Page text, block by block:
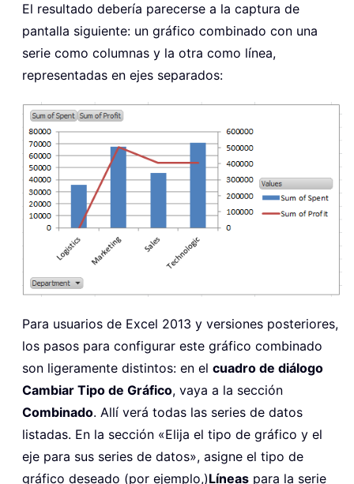
El resultado debería parecerse a la captura de
pantalla siguiente: un gráfico combinado con una
serie como columnas y la otra como línea,
representadas en ejes separados:
Para usuarios de Excel 2013 y versiones posteriores,
los pasos para configurar este gráfico combinado
son ligeramente distintos: en el cuadro de diálogo
Cambiar Tipo de Gráfico, vaya a la sección
Combinado. Allí verá todas las series de datos
listadas. En la sección «Elija el tipo de gráfico y el
eje para sus series de datos», asigne el tipo de
gráfico deseado (por ejemplo,)Líneas para la serie